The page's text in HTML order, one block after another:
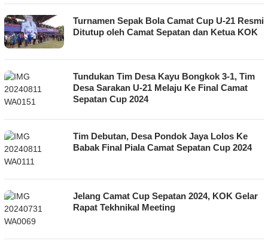
Turnamen Sepak Bola Camat Cup U-21 Resmi
Ditutup oleh Camat Sepatan dan Ketua KOK
Tundukan Tim Desa Kayu Bongkok 3-1, Tim
Desa Sarakan U-21 Melaju Ke Final Camat
Sepatan Cup 2024
Tim Debutan, Desa Pondok Jaya Lolos Ke
Babak Final Piala Camat Sepatan Cup 2024
Jelang Camat Cup Sepatan 2024, KOK Gelar
Rapat Tekhnikal Meeting